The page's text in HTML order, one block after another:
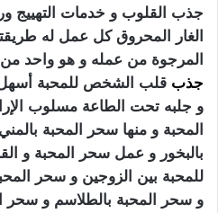
جذب القلوب و خدمات التهييج
الغار المحروق كل عمل له
المرجوة من عمله و هو واحد
جذب قلب الشخص للمحبة
و جلبه تحت الطاعة مسلوب
المحبة و منها سحر المحبة
بالبخور و عمل سحر المحبة و
للمحبة بين الزوجين و سحر
و سحر المحبة بالطلاسم و سحر